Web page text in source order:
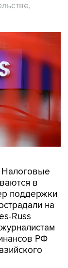
Налоговые
в
поддержки
на
Russ
РФ